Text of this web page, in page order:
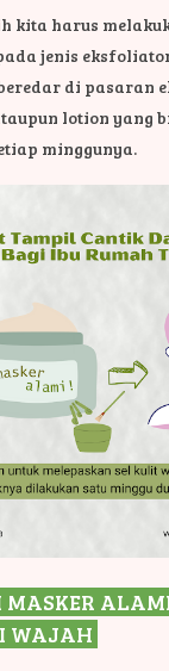
kita harus
jenis
di pasaran
lotion yang
minggunya.
MASKER
WAJAH